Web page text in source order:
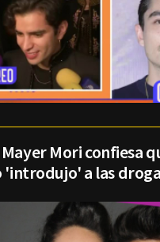
Mori confiesa
'introdujo' a las